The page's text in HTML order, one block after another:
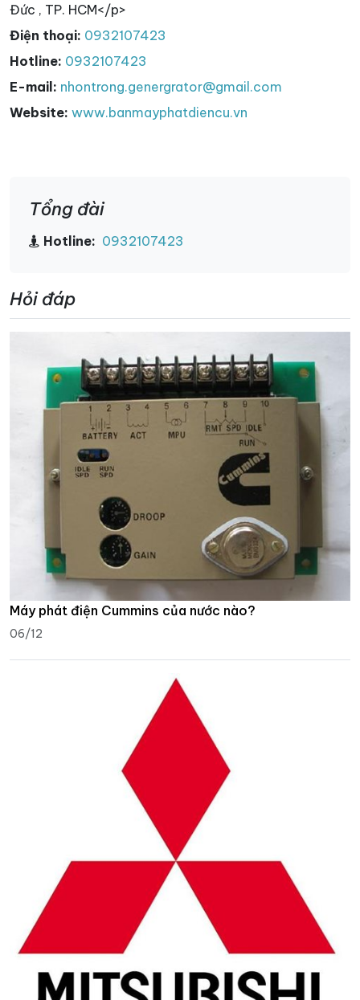
Đức , TP. HCM</p>
Điện thoại: 0932107423
Hotline: 0932107423
E-mail: nhontrong.genergrator@gmail.com
Website: www.banmayphatdiencu.vn
Tổng đài
Hotline: 0932107423
Hỏi đáp
Máy phát điện Cummins của nước nào?
06/12